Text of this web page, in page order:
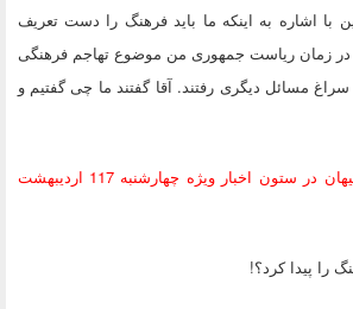
با اشاره به اینکه ما باید فرهنگ را دست تعریف
در زمان ریاست جمهوری من موضوع تهاجم فرهنگی
مسائل دیگری رفتند. آقا گفتند ما چی گفتیم و
در همین زمینه روزنامه کیهان در ستون اخبار ویژه چهارشنبه 117 اردیبهشت
را پیدا کرد؟!